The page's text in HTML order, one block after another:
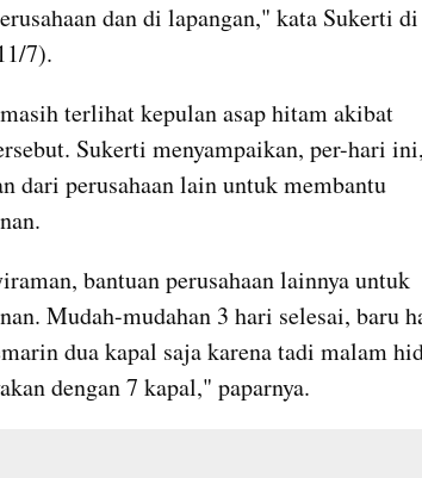
dan di lapangan," kata Sukerti di
7).
terlihat kepulan asap hitam akibat
Sukerti menyampaikan, per-hari
dari perusahaan lain untuk membantu
bantuan perusahaan lainnya untuk
Mudah-mudahan 3 hari selesai, baru
dua kapal saja karena tadi malam
dengan 7 kapal," paparnya.